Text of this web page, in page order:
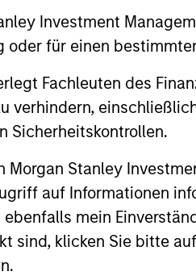
Investment
für einen
Fachleuten des
verhindern,
Sicherheitskontrollen.
Morgan Stanley
auf Informationen
mein
sind, klicken Sie bitte
ist kein verlässlicher
von
Nettoinventarwerte
Investment
Informationen, die